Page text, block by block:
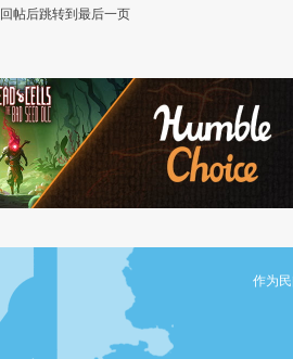
回帖后跳转到最后一页
作为民间